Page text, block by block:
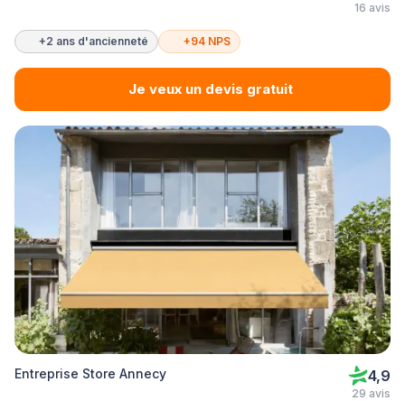
16 avis
+2 ans d'ancienneté +94 NPS
Je veux un devis gratuit
Entreprise Store Annecy 4,9
29 avis